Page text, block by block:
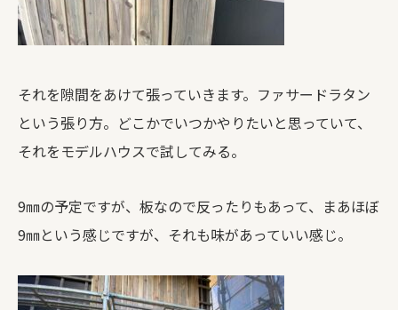
それを隙間をあけて張っていきます。ファサードラタン
という張り方。どこかでいつかやりたいと思っていて、
それをモデルハウスで試してみる。
9㎜の予定ですが、板なので反ったりもあって、まあほぼ
9㎜という感じですが、それも味があっていい感じ。